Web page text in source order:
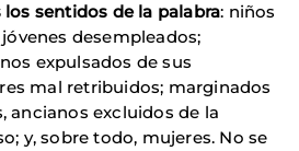
sentidos de la palabra: niños
desempleados;
expulsados de sus
mal retribuidos; marginados
ancianos excluidos de la
y, sobre todo, mujeres. No se